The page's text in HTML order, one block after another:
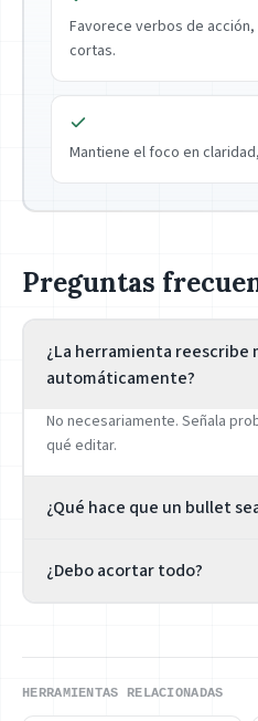
Favorece verbos de
cortas.
Mantiene el foco en
Preguntas
¿La herramienta reescribe
automáticamente?
No necesariamente. Señala
qué editar.
¿Qué hace que un bullet
medida de impacto.
¿Debo acortar todo?
HERRAMIENTAS RELACIONADAS